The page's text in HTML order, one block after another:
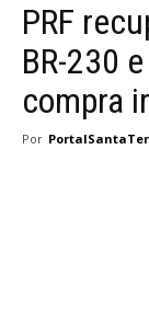
PRF
BR-230
compra
Por